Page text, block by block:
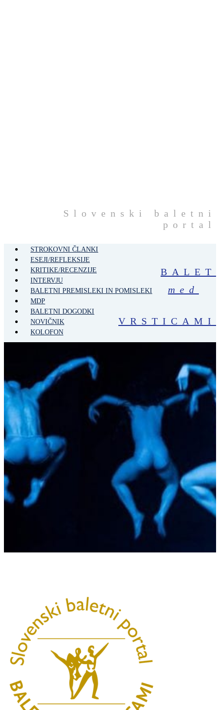
STROKOVNI ČLANKI
ESEJI/REFLEKSIJE
KRITIKE/RECENZIJE
INTERVJU
BALETNI PREMISLEKI IN POMISLEKI
MDP
BALETNI DOGODKI
NOVIČNIK
KOLOFON
ESEJI/REFLEKSIJE
KRITIKE/RECENZIJE
INTERVJU
BALETNI PREMISLEKI IN POMISLEKI
MDP
BALETNI DOGODKI
NOVIČNIK
KOLOFON
Slovenski baletni
portal
BALET
med
VRSTICAMI